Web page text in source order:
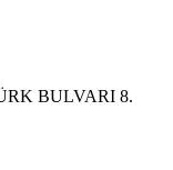
BULVARI 8.